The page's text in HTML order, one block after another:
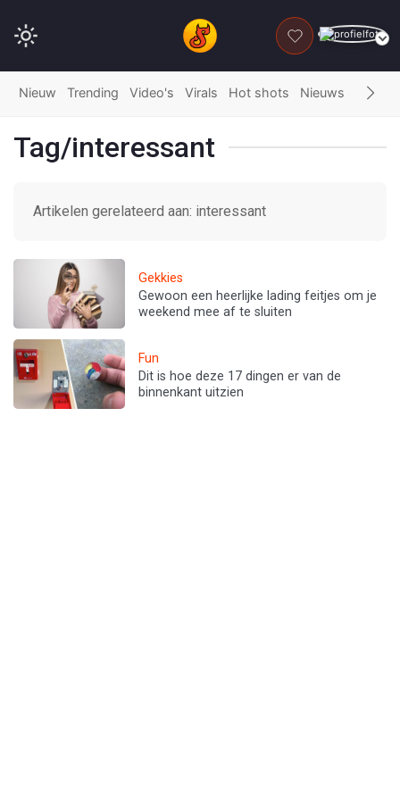
DONEER
Nieuw Trending Video's Virals Hot shots Nieuws Fails
Tag/interessant
Artikelen gerelateerd aan: interessant
Gekkies
Gewoon een heerlijke lading feitjes om je
weekend mee af te sluiten
Fun
Dit is hoe deze 17 dingen er van de
binnenkant uitzien